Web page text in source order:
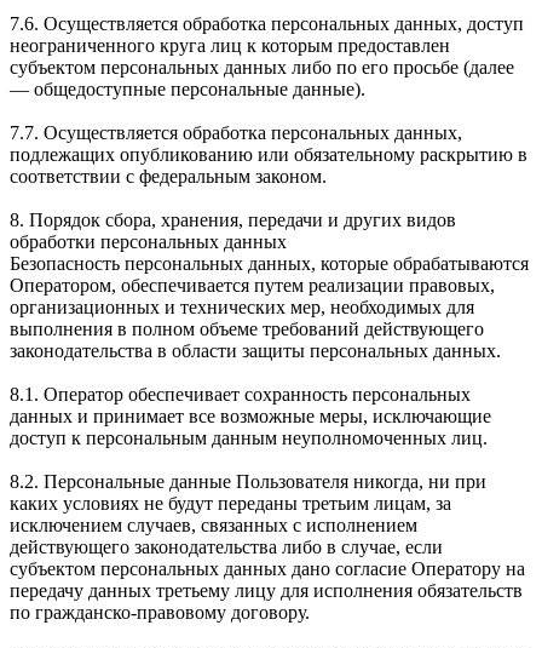
7.6. Осуществляется обработка персональных данных, доступ
неограниченного круга лиц к которым предоставлен
субъектом персональных данных либо по его просьбе (далее
— общедоступные персональные данные).
7.7. Осуществляется обработка персональных данных,
подлежащих опубликованию или обязательному раскрытию в
соответствии с федеральным законом.
8. Порядок сбора, хранения, передачи и других видов
обработки персональных данных
Безопасность персональных данных, которые обрабатываются
Оператором, обеспечивается путем реализации правовых,
организационных и технических мер, необходимых для
выполнения в полном объеме требований действующего
законодательства в области защиты персональных данных.
8.1. Оператор обеспечивает сохранность персональных
данных и принимает все возможные меры, исключающие
доступ к персональным данным неуполномоченных лиц.
8.2. Персональные данные Пользователя никогда, ни при
каких условиях не будут переданы третьим лицам, за
исключением случаев, связанных с исполнением
действующего законодательства либо в случае, если
субъектом персональных данных дано согласие Оператору на
передачу данных третьему лицу для исполнения обязательств
по гражданско-правовому договору.